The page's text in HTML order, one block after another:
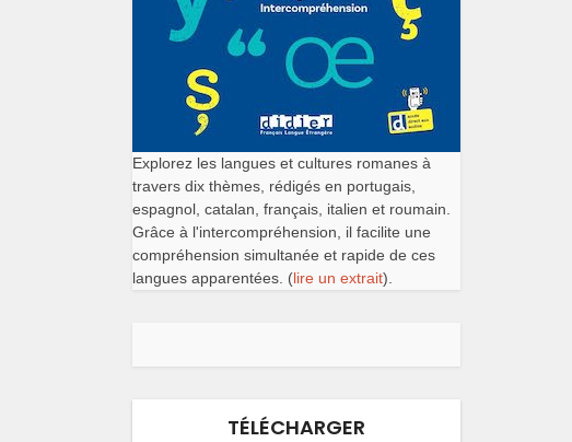
Explorez les langues et cultures romanes à
travers dix thèmes, rédigés en portugais,
espagnol, catalan, français, italien et roumain.
Grâce à l'intercompréhension, il facilite une
compréhension simultanée et rapide de ces
langues apparentées. (lire un extrait).
TÉLÉCHARGER